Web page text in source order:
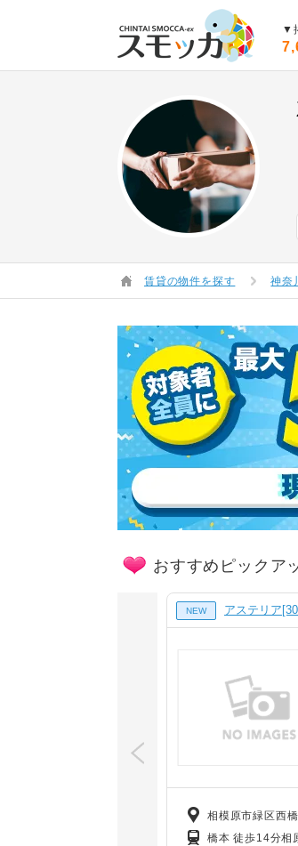
▼
賃貸の物件を探す 神奈
おすすめピックア
NEW アステリア[303号室]
橋本 徒歩14分相原